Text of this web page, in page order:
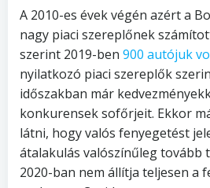
A 2010-es évek végén azért a
nagy piaci szereplőnek
szerint 2019-ben 900 autójuk
nyilatkozó piaci szereplők
időszakban már
konkurensek sofőrjeit. Ekkor
látni, hogy valós fenyegetést
átalakulás valószínűleg tovább
2020-ban nem állítja teljesen a